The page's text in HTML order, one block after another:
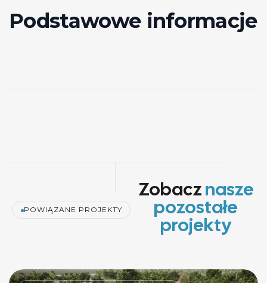
Podstawowe informacje
POWIĄZANE PROJEKTY
Zobacznasze
pozostałe
projekty